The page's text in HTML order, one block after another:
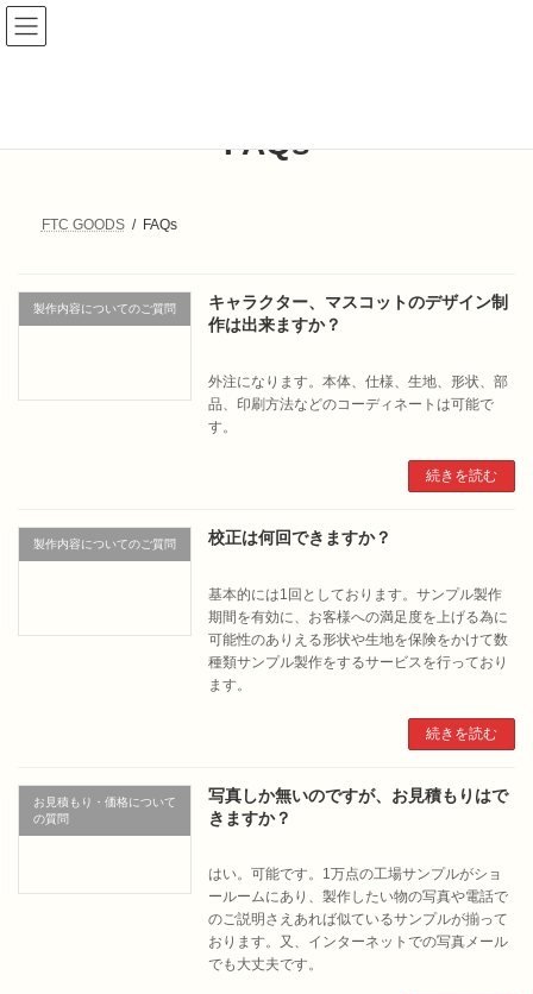
コ
ン
テ
ナ
ビ
ゲ
FAQs
FTC GOODS FAQs
製作内容についてのご質問
キャラクター、マスコットのデザイン制
作は出来ますか？
外注になります。本体、仕様、生地、形状、部
品、印刷方法などのコーディネートは可能で
す。
続きを読む
製作内容についてのご質問 校正は何回できますか？
基本的には1回としております。サンプル製作
期間を有効に、お客様への満足度を上げる為に
可能性のありえる形状や生地を保険をかけて数
種類サンプル製作をするサービスを行っており
ます。
続きを読む
お見積もり・価格について
の質問
写真しか無いのですが、お見積もりはで
きますか？
はい。可能です。1万点の工場サンプルがショ
ールームにあり、製作したい物の写真や電話で
のご説明さえあれば似ているサンプルが揃って
おります。又、インターネットでの写真メール
でも大丈夫です。